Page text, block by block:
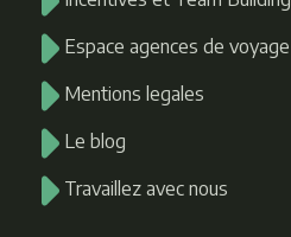
Espace agences de voyage
Mentions legales
Le blog
Travaillez avec nous